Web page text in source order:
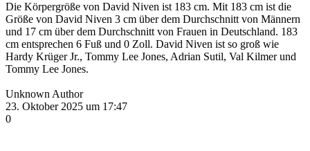
Die Körpergröße von David Niven ist 183 cm. Mit 183 cm ist die
Größe von David Niven 3 cm über dem Durchschnitt von Männern
und 17 cm über dem Durchschnitt von Frauen in Deutschland. 183
cm entsprechen 6 Fuß und 0 Zoll. David Niven ist so groß wie
Hardy Krüger Jr., Tommy Lee Jones, Adrian Sutil, Val Kilmer und
Tommy Lee Jones.
Unknown Author
23. Oktober 2025 um 17:47
0